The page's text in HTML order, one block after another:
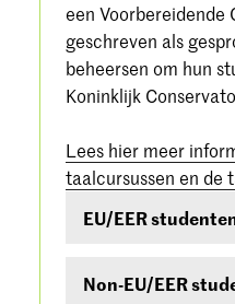
een Voorbereidende
geschreven als
beheersen om hun
Koninklijk
Lees hier meer
taalcursussen en de
EU/EER
Suriname die de
Non-EU/EER